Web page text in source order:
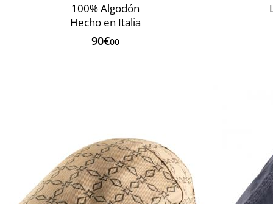
100% Algodón
Hecho en Italia
90€00